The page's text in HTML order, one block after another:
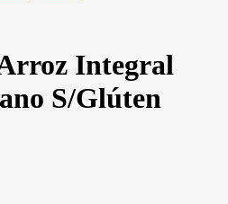
Integral
S/Glúten